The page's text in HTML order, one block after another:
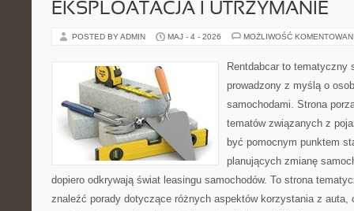
EKSPLOATACJA I UTRZYMANIE
POSTED BY ADMIN MAJ - 4 - 2026 MOŻLIWOŚĆ
Rentdabcar to tematyczny
prowadzony z myślą o
samochodami. Strona
tematów związanych z
być pomocnym punktem
planujących zmianę
dopiero odkrywają świat leasingu samochodów. To strona
znaleźć porady dotyczące różnych aspektów korzystania z auta,